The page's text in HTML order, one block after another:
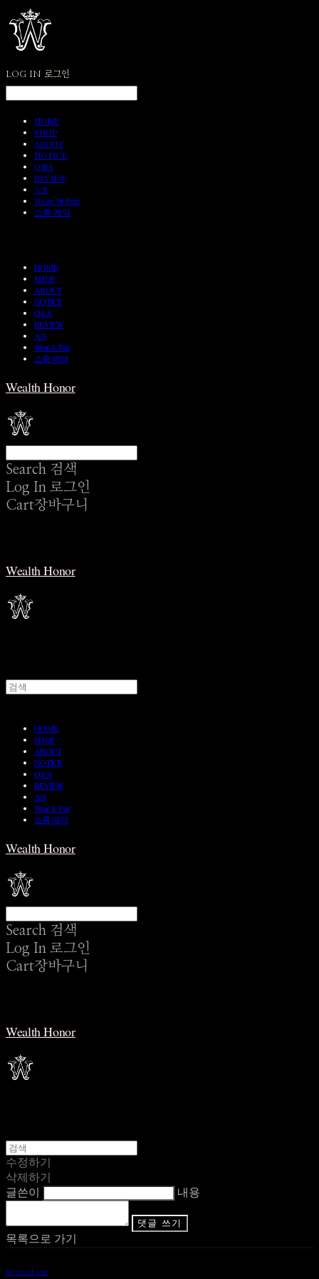
LOG IN 로그인
HOME
SHOP
ABOUT
NOTICE
Q&A
REVIEW
A/S
Wear & Pair
쇼룸 예약
HOME
SHOP
ABOUT
NOTICE
Q&A
REVIEW
A/S
Wear & Pair
쇼룸 예약
Wealth Honor
Search 검색
Log In 로그인
Cart장바구니
Wealth Honor
HOME
SHOP
ABOUT
NOTICE
Q&A
REVIEW
A/S
Wear & Pair
쇼룸 예약
Wealth Honor
Search 검색
Log In 로그인
Cart장바구니
Wealth Honor
수정하기
삭제하기
글쓴이
내용
댓글 쓰기
목록으로 가기
Terms of Use